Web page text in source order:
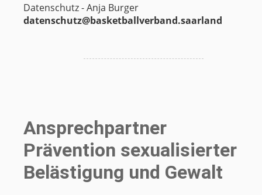
Datenschutz - Anja Burger
datenschutz@basketballverband.saarland
Ansprechpartner
Prävention sexualisierter
Belästigung und Gewalt